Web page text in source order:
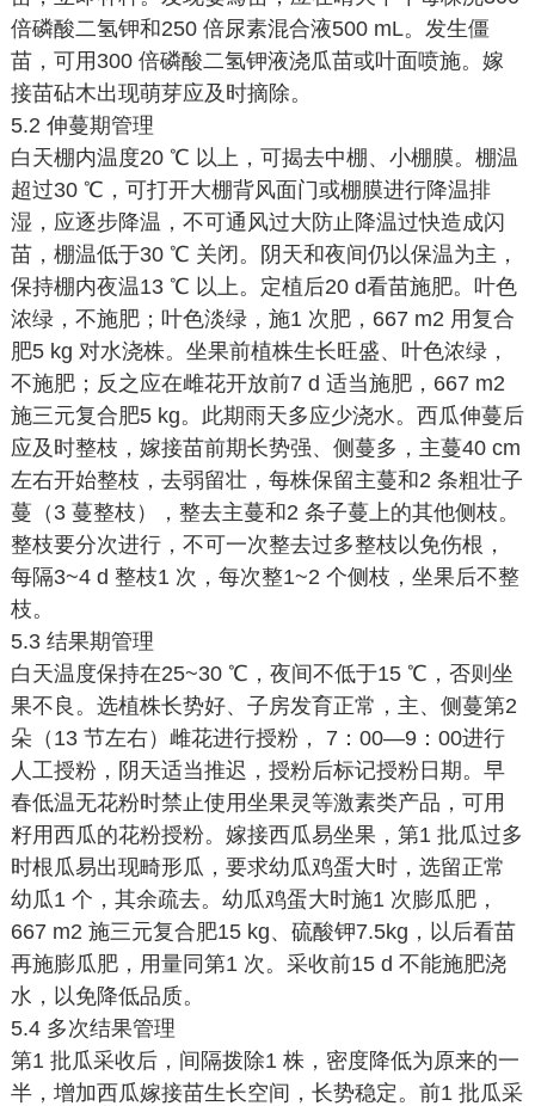
倍磷酸二氢钾和250 倍尿素混合液500 mL。发生僵
苗，可用300 倍磷酸二氢钾液浇瓜苗或叶面喷施。嫁
接苗砧木出现萌芽应及时摘除。
5.2 伸蔓期管理
白天棚内温度20 ℃ 以上，可揭去中棚、小棚膜。棚温
超过30 ℃，可打开大棚背风面门或棚膜进行降温排
湿，应逐步降温，不可通风过大防止降温过快造成闪
苗，棚温低于30 ℃ 关闭。阴天和夜间仍以保温为主，
保持棚内夜温13 ℃ 以上。定植后20 d看苗施肥。叶色
浓绿，不施肥；叶色淡绿，施1 次肥，667 m2 用复合
肥5 kg 对水浇株。坐果前植株生长旺盛、叶色浓绿，
不施肥；反之应在雌花开放前7 d 适当施肥，667 m2
施三元复合肥5 kg。此期雨天多应少浇水。西瓜伸蔓后
应及时整枝，嫁接苗前期长势强、侧蔓多，主蔓40 cm
左右开始整枝，去弱留壮，每株保留主蔓和2 条粗壮子
蔓（3 蔓整枝），整去主蔓和2 条子蔓上的其他侧枝。
整枝要分次进行，不可一次整去过多整枝以免伤根，
每隔3~4 d 整枝1 次，每次整1~2 个侧枝，坐果后不整
枝。
5.3 结果期管理
白天温度保持在25~30 ℃，夜间不低于15 ℃，否则坐
果不良。选植株长势好、子房发育正常，主、侧蔓第2
朵（13 节左右）雌花进行授粉， 7：00—9：00进行
人工授粉，阴天适当推迟，授粉后标记授粉日期。早
春低温无花粉时禁止使用坐果灵等激素类产品，可用
籽用西瓜的花粉授粉。嫁接西瓜易坐果，第1 批瓜过多
时根瓜易出现畸形瓜，要求幼瓜鸡蛋大时，选留正常
幼瓜1 个，其余疏去。幼瓜鸡蛋大时施1 次膨瓜肥，
667 m2 施三元复合肥15 kg、硫酸钾7.5kg，以后看苗
再施膨瓜肥，用量同第1 次。采收前15 d 不能施肥浇
水，以免降低品质。
5.4 多次结果管理
第1 批瓜采收后，间隔拨除1 株，密度降低为原来的一
半，增加西瓜嫁接苗生长空间，长势稳定。前1 批瓜采